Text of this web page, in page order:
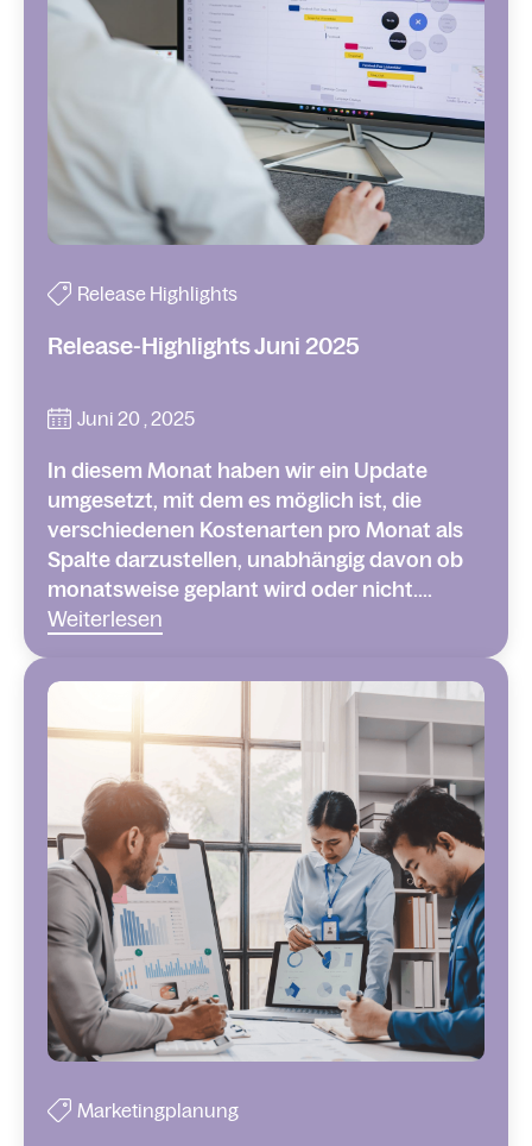
Release Highlights
Release-Highlights Juni 2025
Juni 20 , 2025
In diesem Monat haben wir ein Update
umgesetzt, mit dem es möglich ist, die
verschiedenen Kostenarten pro Monat als
Spalte darzustellen, unabhängig davon ob
monatsweise geplant wird oder nicht....
Weiterlesen
Marketingplanung